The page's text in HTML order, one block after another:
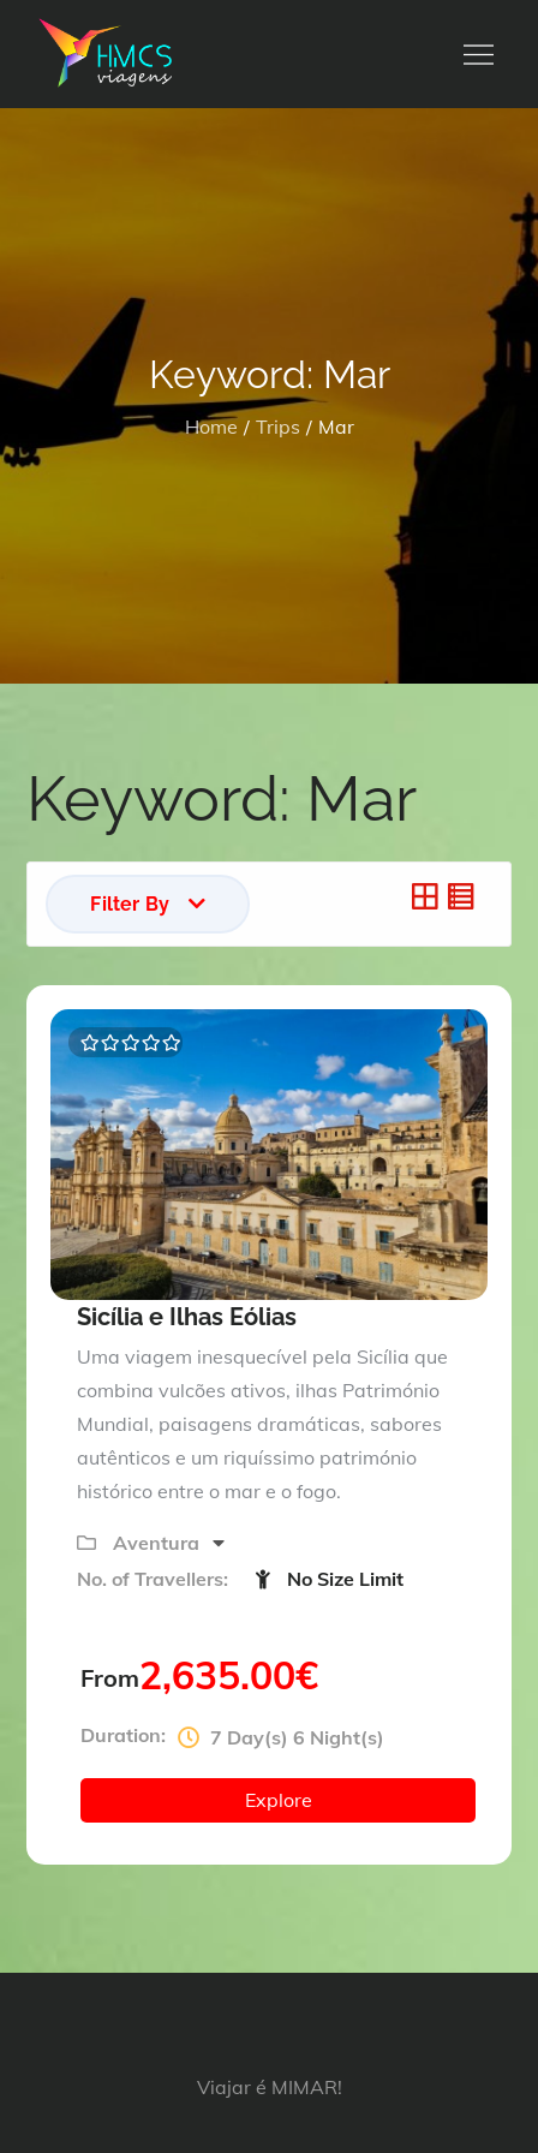
content
Keyword: Mar
Home Trips Mar
Keyword: Mar
Filter By
u
t
o
f
Sicília e Ilhas Eólias
Uma viagem inesquecível pela Sicília que
combina vulcões ativos, ilhas Património
Mundial, paisagens dramáticas, sabores
autênticos e um riquíssimo património
histórico entre o mar e o fogo.
Aventura
No. of Travellers:
No Size Limit
From2,635.00€
Duration: 7 Day(s) 6 Night(s)
Explore
Viajar é MIMAR!